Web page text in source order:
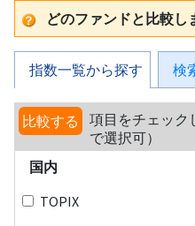
どのファンドと比較し
指数一覧から探す 検
比較する
項目をチェック
で選択可）
国内
TOPIX